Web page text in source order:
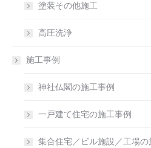
塗装その他施工
高圧洗浄
施工事例
神社仏閣の施工事例
一戸建て住宅の施工事例
集合住宅／ビル施設／工場の